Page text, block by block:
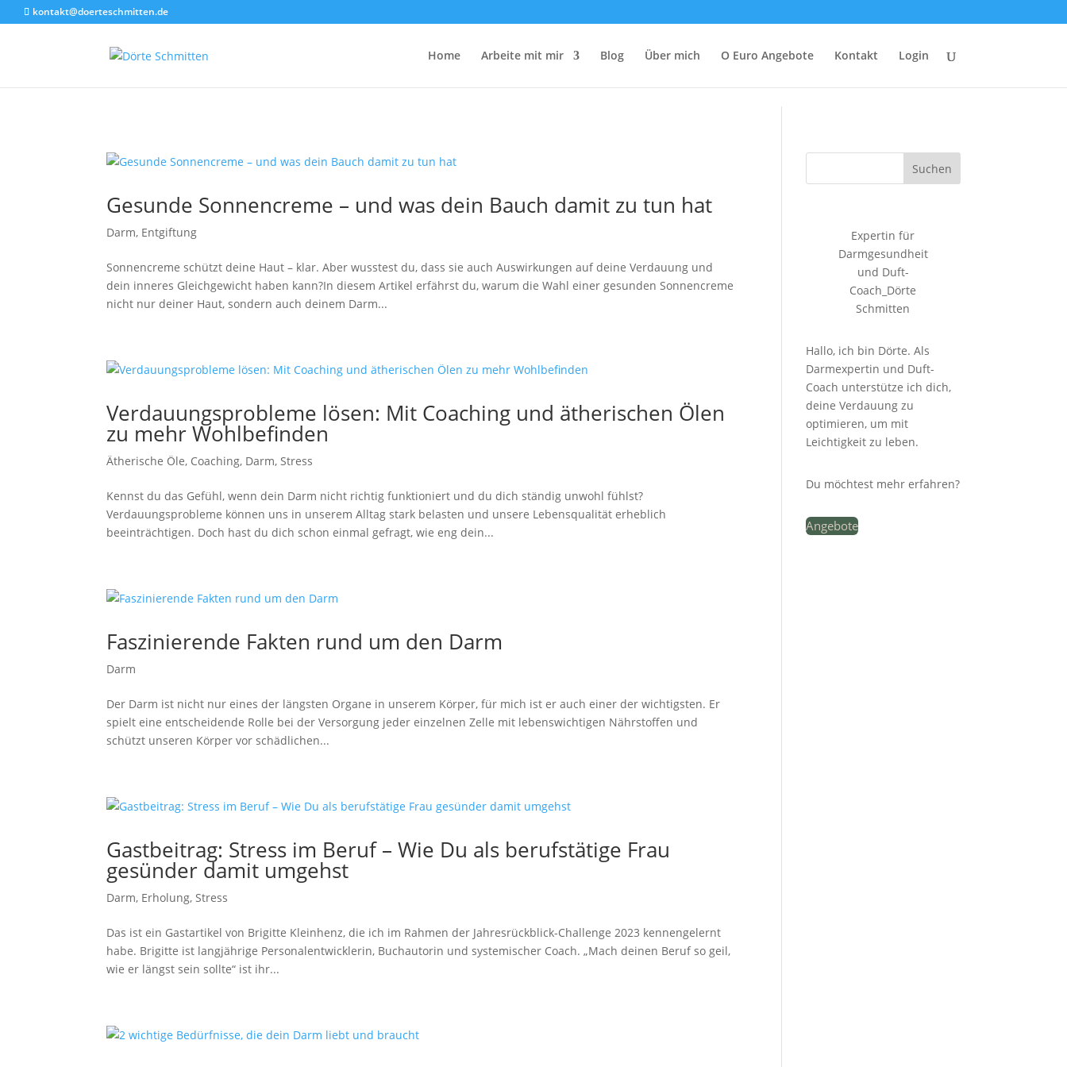
Akkordeon geschlossen
kontakt@doerteschmitten.de
Home Arbeite mit mir Blog Über mich O Euro Angebote Kontakt Login
Gesunde Sonnencreme – und was dein Bauch damit zu tun hat
Darm, Entgiftung
Sonnencreme schützt deine Haut – klar. Aber wusstest du, dass sie auch Auswirkungen auf deine Verdauung und
dein inneres Gleichgewicht haben kann?In diesem Artikel erfährst du, warum die Wahl einer gesunden Sonnencreme
nicht nur deiner Haut, sondern auch deinem Darm...
Verdauungsprobleme lösen: Mit Coaching und ätherischen Ölen
zu mehr Wohlbefinden
Ätherische Öle, Coaching, Darm,Stress
Kennst du das Gefühl, wenn dein Darm nicht richtig funktioniert und du dich ständig unwohl fühlst?
Verdauungsprobleme können uns in unserem Alltag stark belasten und unsere Lebensqualität erheblich
beeinträchtigen. Doch hast du dich schon einmal gefragt, wie eng dein...
Faszinierende Fakten rund um den Darm
Darm
Der Darm ist nicht nur eines der längsten Organe in unserem Körper, für mich ist er auch einer der wichtigsten. Er
spielt eine entscheidende Rolle bei der Versorgung jeder einzelnen Zelle mit lebenswichtigen Nährstoffen und
schützt unseren Körper vor schädlichen...
Gastbeitrag: Stress im Beruf – Wie Du als berufstätige Frau
gesünder damit umgehst
Darm, Erholung,Stress
Das ist ein Gastartikel von Brigitte Kleinhenz, die ich im Rahmen der Jahresrückblick-Challenge 2023 kennengelernt
habe. Brigitte ist langjährige Personalentwicklerin, Buchautorin und systemischer Coach. „Mach deinen Beruf so geil,
wie er längst sein sollte“ ist ihr...
Suchen
Expertin für
Darmgesundheit
und Duft-
Coach_Dörte
Schmitten
Hallo, ich bin Dörte. Als
Darmexpertin und Duft-
Coach unterstütze ich dich,
deine Verdauung zu
optimieren, um mit
Leichtigkeit zu leben.
Du möchtest mehr erfahren?
Angebote